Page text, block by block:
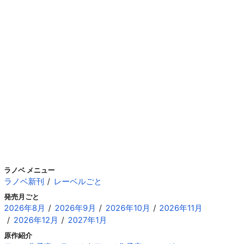
ラノベ メニュー
ラノベ新刊 レーベルごと
発売月ごと
2026年8月 2026年9月 2026年10月
2026年11月
2026年12月
2027年1月
原作紹介